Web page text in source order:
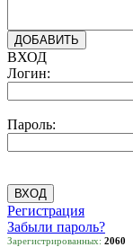
ВХОД
Логин:
Пароль:
Регистрация
Забыли пароль?
Зарегистрированных: 2060